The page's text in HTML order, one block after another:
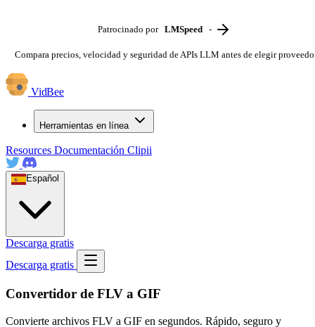
Patrocinado por LMSpeed -
Compara precios, velocidad y seguridad de APIs LLM antes de elegir
VidBee
Herramientas en línea
Resources Documentación Clipii
Español
Descarga gratis
Descarga gratis
Convertidor de FLV a GIF
Convierte archivos FLV a GIF en segundos. Rápido, seguro y